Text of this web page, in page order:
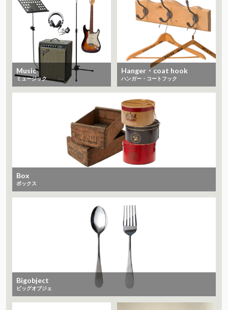
Music
ミュージック
Hanger・coat hook
ハンガー・コートフック
Box
ボックス
Bigobject
ビッグオブジェ